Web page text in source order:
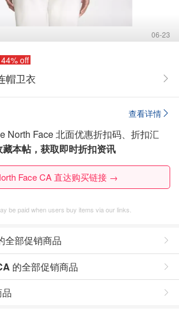
06-23
44% off
帽卫衣
查看详情
North Face 北面优惠折扣码、折扣汇
本帖，获取即时折扣资讯
Face CA 直达购买链接 →
be paid when users buy items via our links.
全部促销商品
的全部促销商品